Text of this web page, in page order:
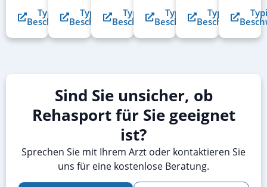
Typische
Beschwerden
Typische
Beschwerden
Typische
Beschwerden
Typische
Beschwerden
Typische
Beschwerden
Sind Sie unsicher, ob
Rehasport für Sie geeignet
ist?
Sprechen Sie mit Ihrem Arzt oder kontaktieren Sie
uns für eine kostenlose Beratung.